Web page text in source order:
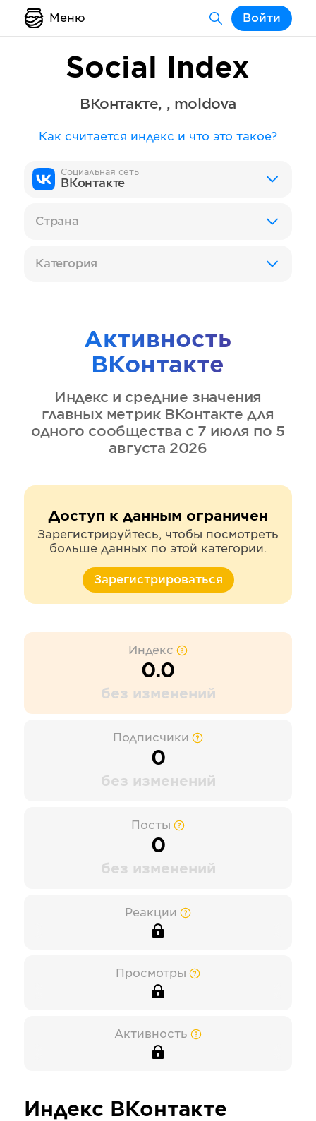
Меню Войти
Social Index
ВКонтакте, , moldova
Как считается индекс и что это такое?
Социальная сеть
ВКонтакте
Страна
Категория
Активность
ВКонтакте
Индекс и средние значения
главных метрик ВКонтакте для
одного сообщества с 7 июля по 5
августа 2026
Доступ к данным ограничен
Зарегистрируйтесь, чтобы посмотреть
больше данных по этой категории.
Зарегистрироваться
Индекс
0.0
без изменений
Подписчики
0
без изменений
Посты
0
без изменений
Реакции
Просмотры
Активность
Индекс ВКонтакте